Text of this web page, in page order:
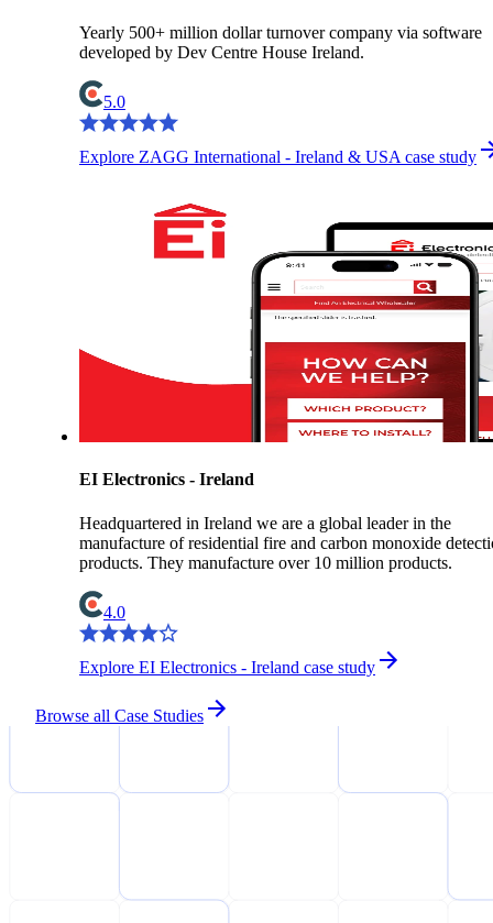
Yearly 500+ million dollar turnover company via software
developed by Dev Centre House Ireland.
5.0
Explore ZAGG International - Ireland & USA case study
EI Electronics - Ireland
Headquartered in Ireland we are a global leader in the
manufacture of residential fire and carbon monoxide
products. They manufacture over 10 million products.
4.0
Explore EI Electronics - Ireland case study
Browse all Case Studies